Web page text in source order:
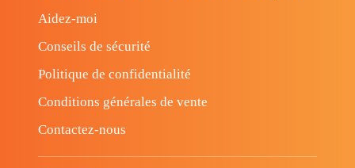
Aidez-moi
Conseils de sécurité
Politique de confidentialité
Conditions générales de vente
Contactez-nous